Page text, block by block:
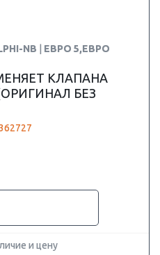
NB
ЕВРО 5,ЕВРО
КЛАПАНА
(ОРИГИНАЛ БЕЗ
и цену